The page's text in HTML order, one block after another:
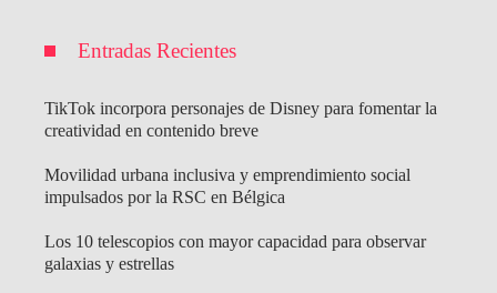
Entradas Recientes
TikTok incorpora personajes de Disney para fomentar la
creatividad en contenido breve
Movilidad urbana inclusiva y emprendimiento social
impulsados por la RSC en Bélgica
Los 10 telescopios con mayor capacidad para observar
galaxias y estrellas